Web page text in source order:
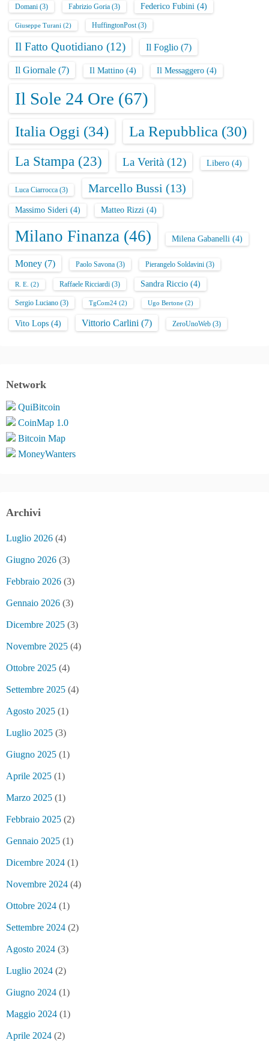
Domani (3) Fabrizio Goria (3) Federico Fubini (4)
Giuseppe Turani (2) HuffingtonPost(3)
Il Fatto Quotidiano (12) Il Foglio (7)
Il Giornale (7) Il Mattino (4) Il Messaggero (4)
Il Sole 24 Ore (67)
Italia Oggi (34) La Repubblica (30)
La Stampa (23) La Verità (12) Libero (4)
Luca Ciarrocca (3) Marcello Bussi (13)
Massimo Sideri (4) Matteo Rizzi (4)
Milano Finanza (46) Milena Gabanelli (4)
Money (7) Paolo Savona (3) Pierangelo Soldavini (3)
R. E. (2) Raffaele Ricciardi (3) Sandra Riccio (4)
Sergio Luciano (3) TgCom24 (2) Ugo Bertone (2)
Vito Lops (4) Vittorio Carlini (7) ZeroUnoWeb (3)
Network
QuiBitcoin
CoinMap 1.0
Bitcoin Map
MoneyWanters
Archivi
Luglio 2026 (4)
Giugno 2026 (3)
Febbraio 2026 (3)
Gennaio 2026 (3)
Dicembre 2025 (3)
Novembre 2025 (4)
Ottobre 2025 (4)
Settembre 2025 (4)
Agosto 2025 (1)
Luglio 2025 (3)
Giugno 2025 (1)
Aprile 2025 (1)
Marzo 2025 (1)
Febbraio 2025 (2)
Gennaio 2025 (1)
Dicembre 2024 (1)
Novembre 2024 (4)
Ottobre 2024 (1)
Settembre 2024 (2)
Agosto 2024 (3)
Luglio 2024 (2)
Giugno 2024 (1)
Maggio 2024 (1)
Aprile 2024 (2)